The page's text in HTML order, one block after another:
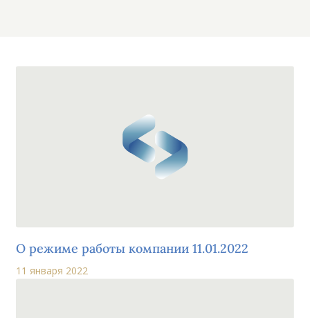
О режиме работы компании 11.01.2022
11 января 2022